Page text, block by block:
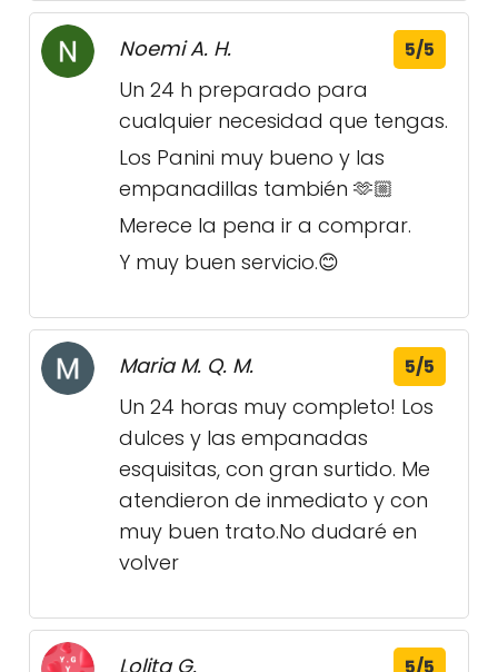
Noemi A. H. 5/5
Un 24 h preparado para
cualquier necesidad que tengas.
Los Panini muy bueno y las
empanadillas también 🫶🏼
Merece la pena ir a comprar.
Y muy buen servicio.😊
Maria M. Q. M. 5/5
Un 24 horas muy completo! Los
dulces y las empanadas
esquisitas, con gran surtido. Me
atendieron de inmediato y con
muy buen trato.No dudaré en
volver
Lolita G.